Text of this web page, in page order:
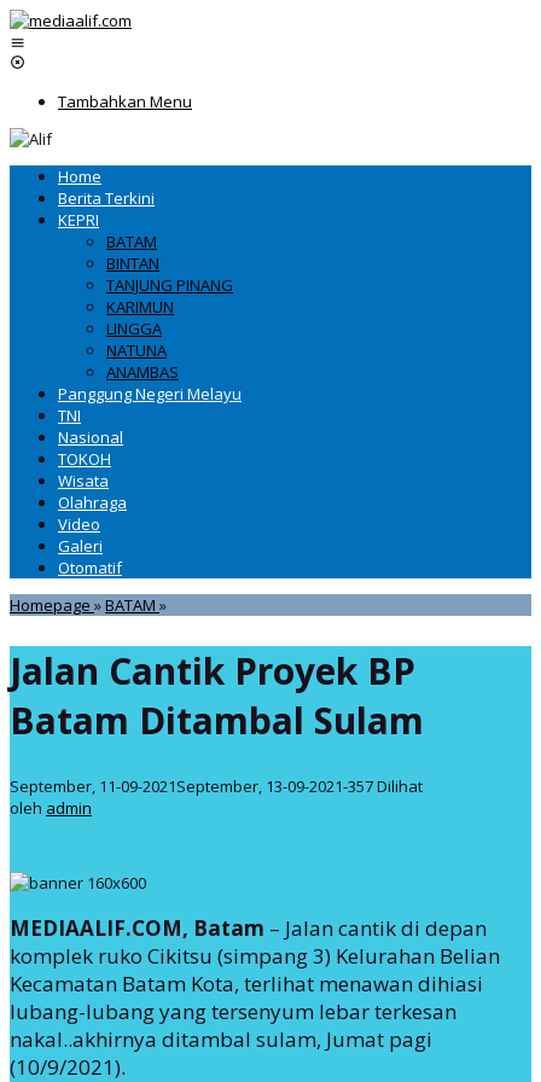
Lewati
ke
konten
Tambahkan Menu
Home
Berita Terkini
KEPRI
BATAM
BINTAN
TANJUNG PINANG
KARIMUN
LINGGA
NATUNA
ANAMBAS
Panggung Negeri Melayu
TNI
Nasional
TOKOH
Wisata
Olahraga
Video
Galeri
Otomatif
Homepage »BATAM »Jalan
Proyek
BP
Batam
Ditambal
Sulam
Jalan Cantik Proyek BP
Batam Ditambal Sulam
September, 11-09-2021September, 13-09-2021oleh
-357 Dilihat
oleh admin
MEDIAALIF.COM, Batam – Jalan cantik di depan
komplek ruko Cikitsu (simpang 3) Kelurahan Belian
Kecamatan Batam Kota, terlihat menawan dihiasi
lubang-lubang yang tersenyum lebar terkesan
nakal..akhirnya ditambal sulam, Jumat pagi
(10/9/2021).